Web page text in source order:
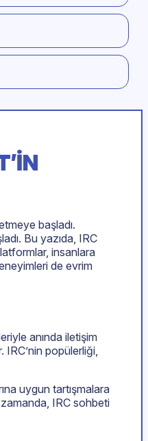
başladı.
Bu yazıda, IRC
insanlara
de evrim
anında iletişim
IRC’nin popülerliği,
uygun tartışmalara
IRC sohbeti